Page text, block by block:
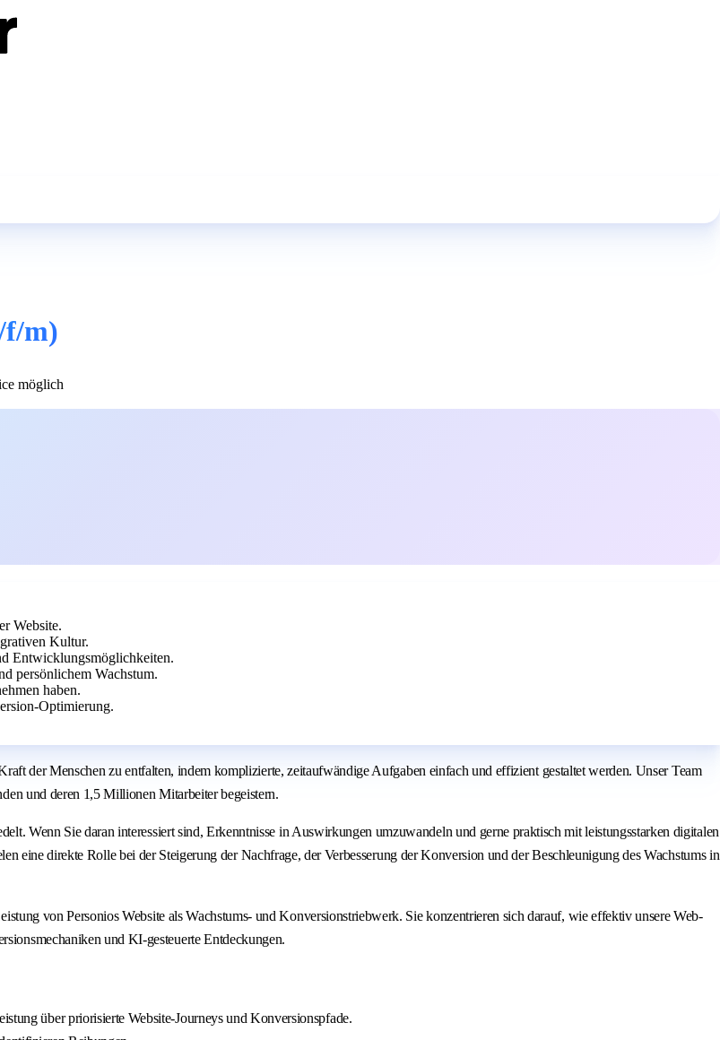
f/m)
möglich
Website.
Kultur.
Entwicklungsmöglichkeiten.
persönlichem Wachstum.
haben.
Optimierung.
der Menschen zu entfalten, indem komplizierte, zeitaufwändige Aufgaben einfach und effizient gestaltet werden. Unser Team
und deren 1,5 Millionen Mitarbeiter begeistern.
Wenn Sie daran interessiert sind, Erkenntnisse in Auswirkungen umzuwandeln und gerne praktisch mit leistungsstarken digitalen
eine direkte Rolle bei der Steigerung der Nachfrage, der Verbesserung der Konversion und der Beschleunigung des Wachstums in
von Personios Website als Wachstums- und Konversionstriebwerk. Sie konzentrieren sich darauf, wie effektiv unsere Web-
und KI-gesteuerte Entdeckungen.
über priorisierte Website-Journeys und Konversionspfade.